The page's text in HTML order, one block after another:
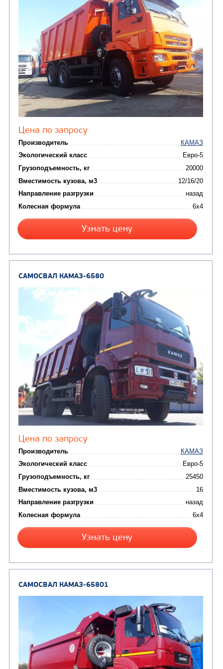
АВТОБУСЫ
Вахтовые автобусы
АВТОЦИСТЕРНЫ
Автотопливозаправщики
CHAMELEON (г. Егорьевск)
Молоковозы, водовозы (7)
Автогудронаторы
КОММУНАЛЬНАЯ
ТЕХНИКА
Комбинированные
машины(18)
Вакуумные машины
Илососные машины
Каналопромывочные
Мусоровозы(24)
САМОСВАЛ КАМАЗ-6520 В НАЛИЧИИ
Цена по запросу
Производитель
Грузоподъемность, кг
Вместимость кузова, м3
Направление разгрузки
Колесная формула
Узнать цену
САМОСВАЛ КАМАЗ-6580